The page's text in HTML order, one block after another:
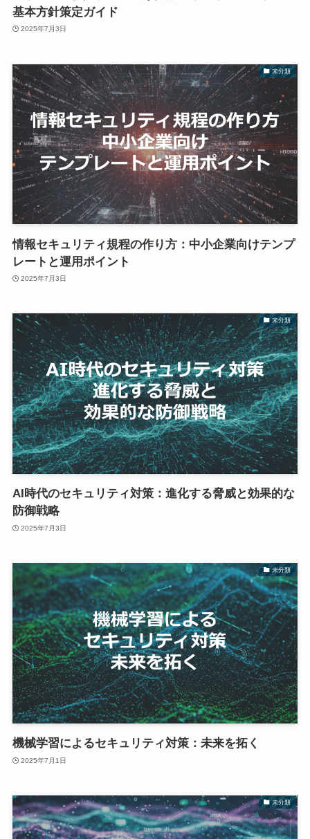
基本方針策定ガイド
2025年7月3日
未分類
情報セキュリティ規程の作り方：中小企業向けテンプ
レートと運用ポイント
2025年7月3日
未分類
AI時代のセキュリティ対策：進化する脅威と効果的な
防御戦略
2025年7月3日
未分類
機械学習によるセキュリティ対策：未来を拓く
2025年7月1日
未分類